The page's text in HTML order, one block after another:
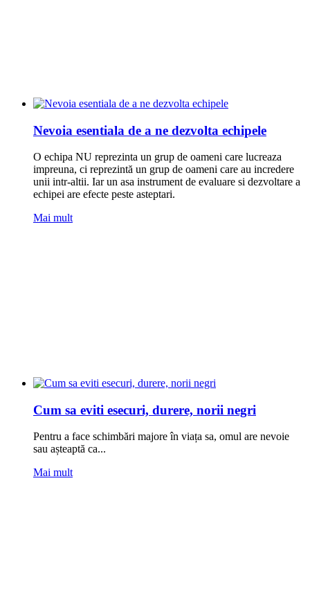
Nevoia esentiala de a ne dezvolta echipele
O echipa NU reprezinta un grup de oameni care lucreaza
impreuna, ci reprezintă un grup de oameni care au incredere
unii intr-altii. Iar un asa instrument de evaluare si dezvoltare a
echipei are efecte peste asteptari.
Mai mult
Cum sa eviti esecuri, durere, norii negri
Pentru a face schimbări majore în viața sa, omul are nevoie
sau așteaptă ca...
Mai mult